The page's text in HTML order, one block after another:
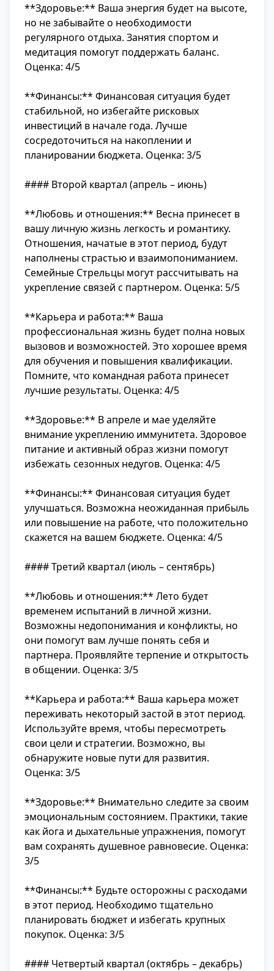
**Здоровье:** Ваша энергия будет на высоте,
но не забывайте о необходимости
регулярного отдыха. Занятия спортом и
медитация помогут поддержать баланс.
Оценка: 4/5
**Финансы:** Финансовая ситуация будет
стабильной, но избегайте рисковых
инвестиций в начале года. Лучше
сосредоточиться на накоплении и
планировании бюджета. Оценка: 3/5
#### Второй квартал (апрель – июнь)
**Любовь и отношения:** Весна принесет в
вашу личную жизнь легкость и романтику.
Отношения, начатые в этот период, будут
наполнены страстью и взаимопониманием.
Семейные Стрельцы могут рассчитывать на
укрепление связей с партнером. Оценка: 5/5
**Карьера и работа:** Ваша
профессиональная жизнь будет полна новых
вызовов и возможностей. Это хорошее время
для обучения и повышения квалификации.
Помните, что командная работа принесет
лучшие результаты. Оценка: 4/5
**Здоровье:** В апреле и мае уделяйте
внимание укреплению иммунитета. Здоровое
питание и активный образ жизни помогут
избежать сезонных недугов. Оценка: 4/5
**Финансы:** Финансовая ситуация будет
улучшаться. Возможна неожиданная прибыль
или повышение на работе, что положительно
скажется на вашем бюджете. Оценка: 4/5
#### Третий квартал (июль – сентябрь)
**Любовь и отношения:** Лето будет
временем испытаний в личной жизни.
Возможны недопонимания и конфликты, но
они помогут вам лучше понять себя и
партнера. Проявляйте терпение и открытость
в общении. Оценка: 3/5
**Карьера и работа:** Ваша карьера может
переживать некоторый застой в этот период.
Используйте время, чтобы пересмотреть
свои цели и стратегии. Возможно, вы
обнаружите новые пути для развития.
Оценка: 3/5
**Здоровье:** Внимательно следите за своим
эмоциональным состоянием. Практики, такие
как йога и дыхательные упражнения, помогут
вам сохранять душевное равновесие. Оценка:
3/5
**Финансы:** Будьте осторожны с расходами
в этот период. Необходимо тщательно
планировать бюджет и избегать крупных
покупок. Оценка: 3/5
#### Четвертый квартал (октябрь – декабрь)